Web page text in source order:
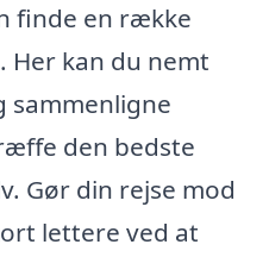
finde en række
Her kan du nemt
sammenligne
den bedste
Gør din rejse mod
lettere ved at